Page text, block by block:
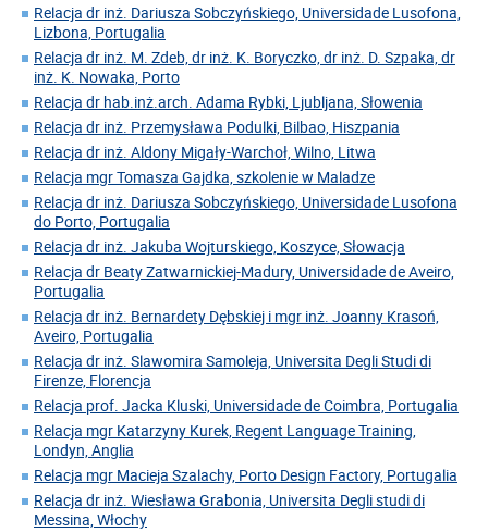
Relacja dr inż. Dariusza Sobczyńskiego, Universidade Lusofona,
Lizbona, Portugalia
Relacja dr inż. M. Zdeb, dr inż. K. Boryczko, dr inż. D. Szpaka, dr
inż. K. Nowaka, Porto
Relacja dr hab.inż.arch. Adama Rybki, Ljubljana, Słowenia
Relacja dr inż. Przemysława Podulki, Bilbao, Hiszpania
Relacja dr inż. Aldony Migały-Warchoł, Wilno, Litwa
Relacja mgr Tomasza Gajdka, szkolenie w Maladze
Relacja dr inż. Dariusza Sobczyńskiego, Universidade Lusofona
do Porto, Portugalia
Relacja dr inż. Jakuba Wojturskiego, Koszyce, Słowacja
Relacja dr Beaty Zatwarnickiej-Madury, Universidade de Aveiro,
Portugalia
Relacja dr inż. Bernardety Dębskiej i mgr inż. Joanny Krasoń,
Aveiro, Portugalia
Relacja dr inż. Slawomira Samoleja, Universita Degli Studi di
Firenze, Florencja
Relacja prof. Jacka Kluski, Universidade de Coimbra, Portugalia
Relacja mgr Katarzyny Kurek, Regent Language Training,
Londyn, Anglia
Relacja mgr Macieja Szalachy, Porto Design Factory, Portugalia
Relacja dr inż. Wiesława Grabonia, Universita Degli studi di
Messina, Włochy